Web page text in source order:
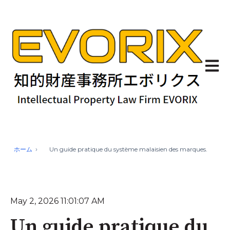
ホーム Un guide pratique du système malaisien des marques.
May 2, 2026 11:01:07 AM